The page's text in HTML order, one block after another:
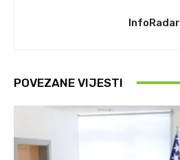
InfoRadar
POVEZANE VIJESTI